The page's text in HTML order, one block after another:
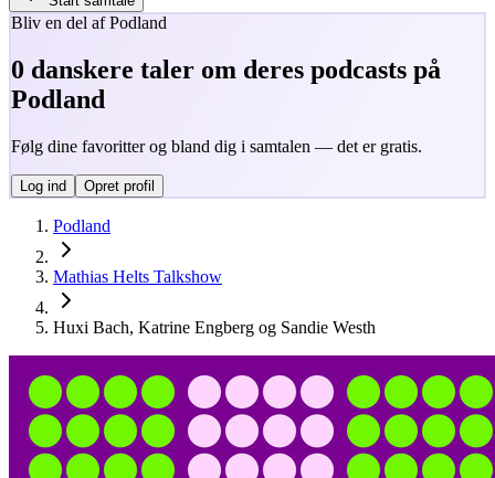
Bliv en del af Podland
0 danskere taler om deres podcasts på
Podland
Følg dine favoritter og bland dig i samtalen — det er gratis.
Log ind Opret profil
Podland
Mathias Helts Talkshow
Huxi Bach, Katrine Engberg og Sandie Westh